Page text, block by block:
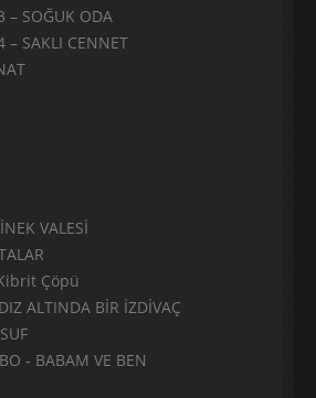
– SOĞUK ODA
– SAKLI CENNET
VALESİ
Çöpü
ALTINDA BİR İZDİVAÇ
- BABAM VE BEN